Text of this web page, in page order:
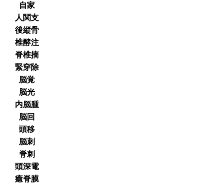
自家
人関支
後縦骨
椎酵注
脊椎摘
緊穿除
脳覚
脳光
内脳腫
脳回
頭移
脳刺
脊刺
頭深電
癒脊膜